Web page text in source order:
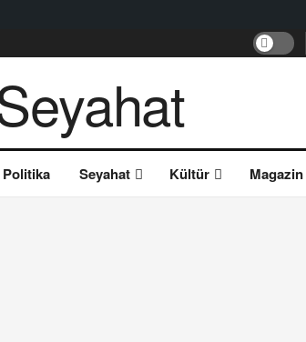
Politika Seyahat Kültür Magazin